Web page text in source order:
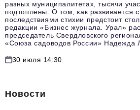
разных муниципалитетах, тысячи
подтоплены. О том, как развивается
последствиями стихии предстоит
редакции «Бизнес журнала. Урал»
председатель Свердловского
«Союза садоводов России» Надежда
30 июля 14:30
Новости